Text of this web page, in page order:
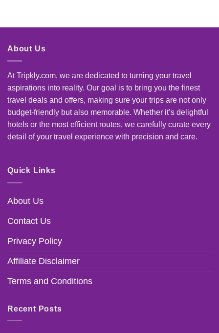
About Us
At Tripkly.com, we are dedicated to turning your travel
aspirations into reality. Our goal is to bring you the finest
travel deals and offers, making sure your trips are not only
budget-friendly but also memorable. Whether it’s delightful
hotels or the most efficient routes, we carefully curate every
detail of your travel experience with precision and care.
Quick Links
About Us
Contact Us
Privacy Policy
Affiliate Disclaimer
Terms and Conditions
Recent Posts